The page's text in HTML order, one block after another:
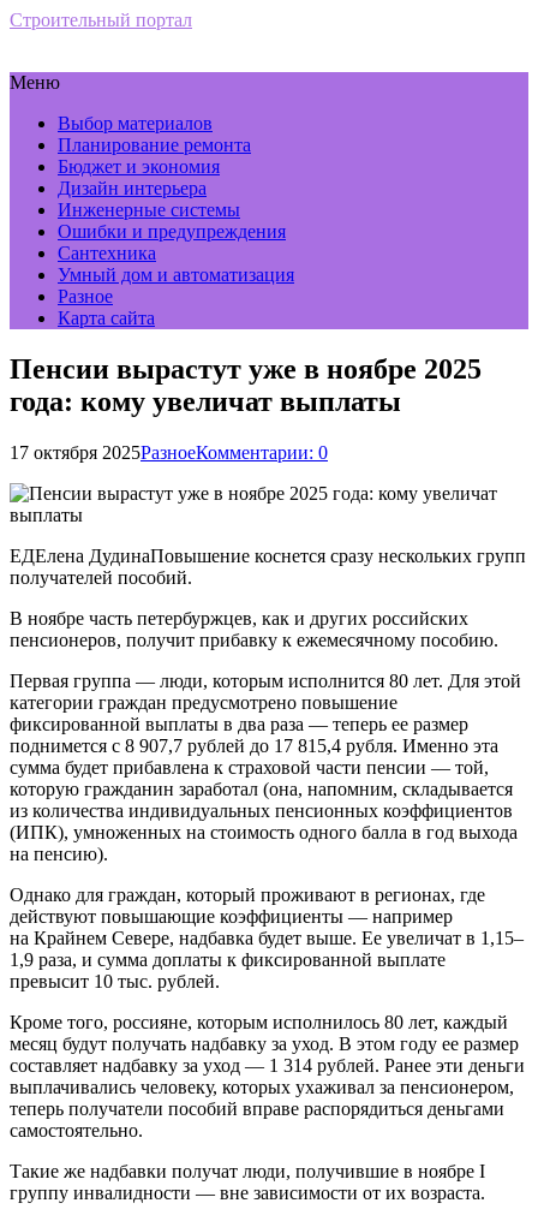
Строительный портал
Меню
Выбор материалов
Планирование ремонта
Бюджет и экономия
Дизайн интерьера
Инженерные системы
Ошибки и предупреждения
Сантехника
Умный дом и автоматизация
Разное
Карта сайта
Пенсии вырастут уже в ноябре 2025
года: кому увеличат выплаты
17 октября 2025РазноеКомментарии: 0
ЕДЕлена ДудинаПовышение коснется сразу нескольких групп
получателей пособий.
В ноябре часть петербуржцев, как и других российских
пенсионеров, получит прибавку к ежемесячному пособию.
Первая группа — люди, которым исполнится 80 лет. Для этой
категории граждан предусмотрено повышение
фиксированной выплаты в два раза — теперь ее размер
поднимется с 8 907,7 рублей до 17 815,4 рубля. Именно эта
сумма будет прибавлена к страховой части пенсии — той,
которую гражданин заработал (она, напомним, складывается
из количества индивидуальных пенсионных коэффициентов
(ИПК), умноженных на стоимость одного балла в год выхода
на пенсию).
Однако для граждан, который проживают в регионах, где
действуют повышающие коэффициенты — например
на Крайнем Севере, надбавка будет выше. Ее увеличат в 1,15–
1,9 раза, и сумма доплаты к фиксированной выплате
превысит 10 тыс. рублей.
Кроме того, россияне, которым исполнилось 80 лет, каждый
месяц будут получать надбавку за уход. В этом году ее размер
составляет надбавку за уход — 1 314 рублей. Ранее эти деньги
выплачивались человеку, которых ухаживал за пенсионером,
теперь получатели пособий вправе распорядиться деньгами
самостоятельно.
Такие же надбавки получат люди, получившие в ноябре I
группу инвалидности — вне зависимости от их возраста.